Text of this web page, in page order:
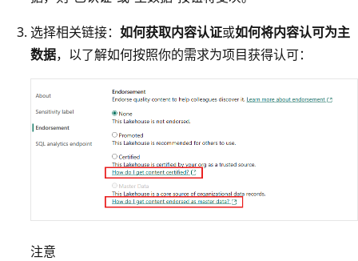
选择相关链接： 如何获取内容认证或如何将内容认可为主
数据，以了解如何按照你的需求为项目获得认可：
注意